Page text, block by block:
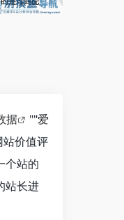
据 ""爱
站价值评
个站的
站长进